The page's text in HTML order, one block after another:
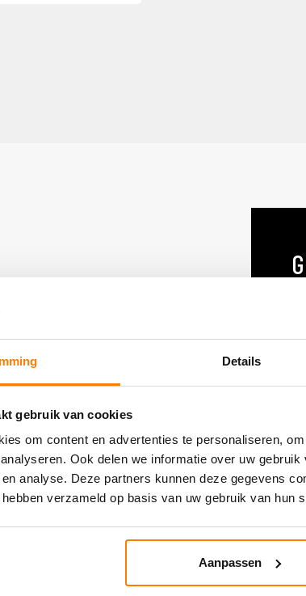
Details
gebruik van cookies
om content en advertenties te personaliseren,
Ook delen we informatie over uw
analyse. Deze partners kunnen deze gegevens
verzameld op basis van uw gebruik van hun
Aanpassen